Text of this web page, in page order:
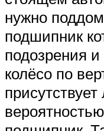
нужно
подшипник
подозрения и
колёсо по